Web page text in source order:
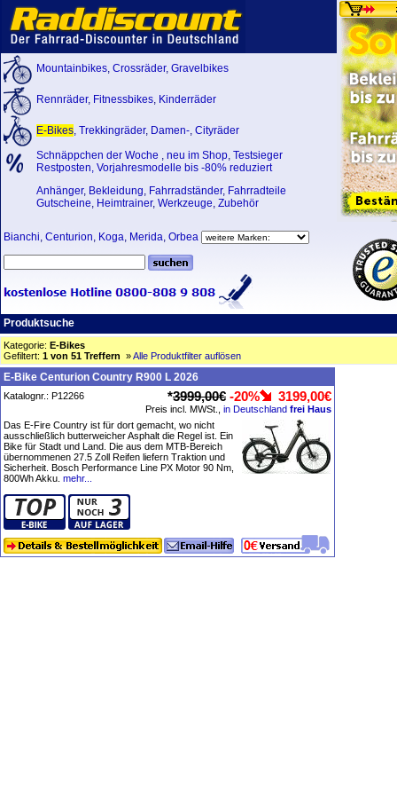
Mountainbikes, Crossräder, Gravelbikes
Rennräder, Fitnessbikes, Kinderräder
E-Bikes, Trekkingräder, Damen-, Cityräder
Schnäppchen der Woche , neu im Shop, Testsieger
Restposten, Vorjahresmodelle bis -80% reduziert
Anhänger, Bekleidung, Fahrradständer, Fahrradteile
Gutscheine, Heimtrainer, Werkzeuge, Zubehör
Bianchi, Centurion, Koga, Merida, Orbea
Produktsuche
Kategorie: E-Bikes
Gefiltert: 1 von 51 Treffern »Alle Produktfilter auflösen
E-Bike Centurion Country R900 L 2026
Katalognr.: P12266 *3999,00€ -20% 3199,00€
Preis incl. MWSt., in Deutschland frei Haus
Das E-Fire Country ist für dort gemacht, wo nicht
ausschließlich butterweicher Asphalt die Regel ist. Ein
Bike für Stadt und Land. Die aus dem MTB-Bereich
übernommenen 27.5 Zoll Reifen liefern Traktion und
Sicherheit. Bosch Performance Line PX Motor 90 Nm,
800Wh Akku. mehr...